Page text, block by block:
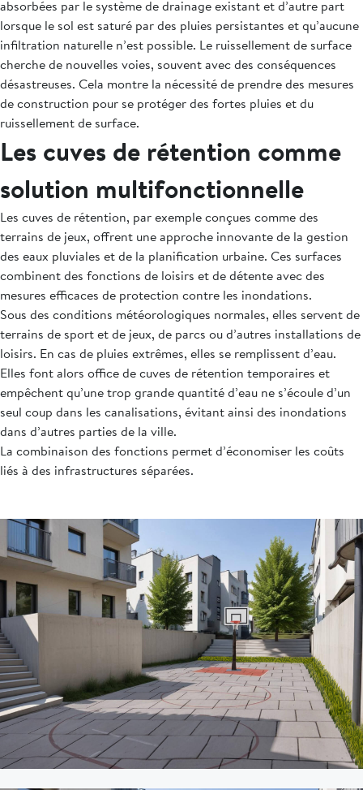
absorbées par le système de drainage existant et d’autre part
lorsque le sol est saturé par des pluies persistantes et qu’aucune
infiltration naturelle n’est possible. Le ruissellement de surface
cherche de nouvelles voies, souvent avec des conséquences
désastreuses. Cela montre la nécessité de prendre des mesures
de construction pour se protéger des fortes pluies et du
ruissellement de surface.
Les cuves de rétention comme
solution multifonctionnelle
Les cuves de rétention, par exemple conçues comme des
terrains de jeux, offrent une approche innovante de la gestion
des eaux pluviales et de la planification urbaine. Ces surfaces
combinent des fonctions de loisirs et de détente avec des
mesures efficaces de protection contre les inondations.
Sous des conditions météorologiques normales, elles servent de
terrains de sport et de jeux, de parcs ou d’autres installations de
loisirs. En cas de pluies extrêmes, elles se remplissent d’eau.
Elles font alors office de cuves de rétention temporaires et
empêchent qu’une trop grande quantité d’eau ne s’écoule d’un
seul coup dans les canalisations, évitant ainsi des inondations
dans d’autres parties de la ville.
La combinaison des fonctions permet d’économiser les coûts
liés à des infrastructures séparées.